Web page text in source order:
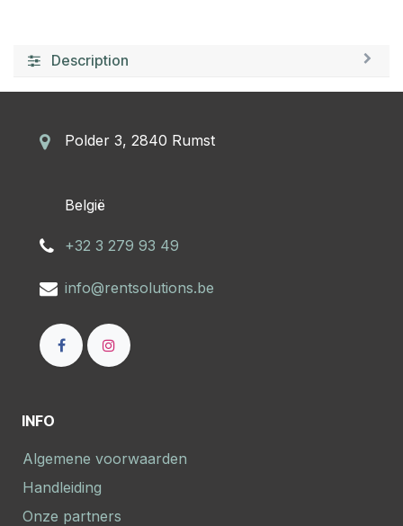
Description
Polder 3, 2840 Rumst
​België
+32 3 279 93 49
info@rentsolutions.be
INFO
Algemene voorwaarden
Handleiding
Onze partners